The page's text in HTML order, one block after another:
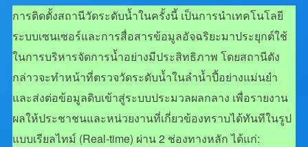
การติดตั้งสถานีวัดระดับน้ำในครั้งนี้ เป็นการนำเทคโนโลยี
ระบบเซนเซอร์และการสื่อสารข้อมูลอัจฉริยะมาประยุกต์ใช้
ในการบริหารจัดการน้ำอย่างมีประสิทธิภาพ โดยสถานีดัง
กล่าวจะทำหน้าที่ตรวจวัดระดับน้ำในลำน้ำปี้อย่างแม่นยำ
และส่งต่อข้อมูลดิบเข้าสู่ระบบประมวลผลกลาง เพื่อรายงาน
ผลให้ประชาชนและหน่วยงานที่เกี่ยวข้องทราบได้ทันทีในรูป
แบบเรียลไทม์ (Real-time) ผ่าน 2 ช่องทางหลัก ได้แก่: